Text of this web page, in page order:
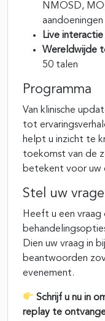
NMOSD,
aandoeningen
Live interactie
Wereldwijde
50 talen
Programma
Van klinische
tot
helpt u inzicht te
toekomst van de
betekent voor uw
Stel uw
Heeft u een
Dien uw vraag in
beantwoorden
evenement.
Schrijf u nu in
replay te